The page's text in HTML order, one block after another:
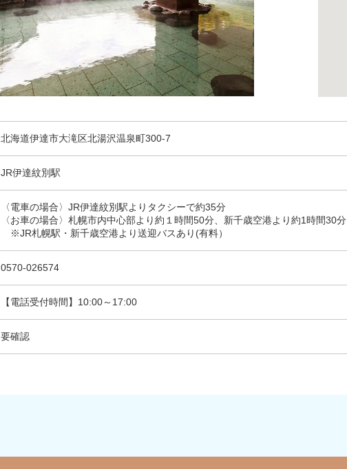
北海道伊達市大滝区北湯沢温泉町300-7
JR伊達紋別駅
〈電車の場合〉JR伊達紋別駅よりタクシーで約35分
〈お車の場合〉札幌市内中心部より約１時間50分、新千歳空港より約1時間30分
※JR札幌駅・新千歳空港より送迎バスあり(有料）
0570-026574
【電話受付時間】10:00～17:00
要確認